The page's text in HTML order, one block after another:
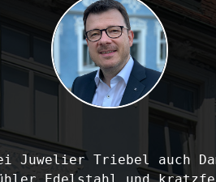
Juwelier Triebel auch